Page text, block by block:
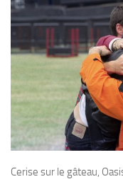
Cerise sur le gâteau,